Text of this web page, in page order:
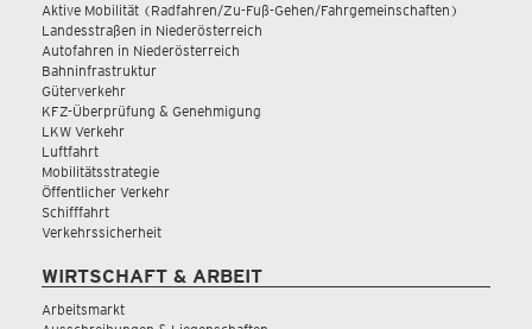
Aktive Mobilität (Radfahren/Zu-Fuß-Gehen/Fahrgemeinschaften)
Landesstraßen in Niederösterreich
Autofahren in Niederösterreich
Bahninfrastruktur
Güterverkehr
KFZ-Überprüfung & Genehmigung
LKW Verkehr
Luftfahrt
Mobilitätsstrategie
Öffentlicher Verkehr
Schifffahrt
Verkehrssicherheit
WIRTSCHAFT & ARBEIT
Arbeitsmarkt